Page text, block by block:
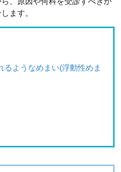
ます。
るようなめまい(浮動性めま